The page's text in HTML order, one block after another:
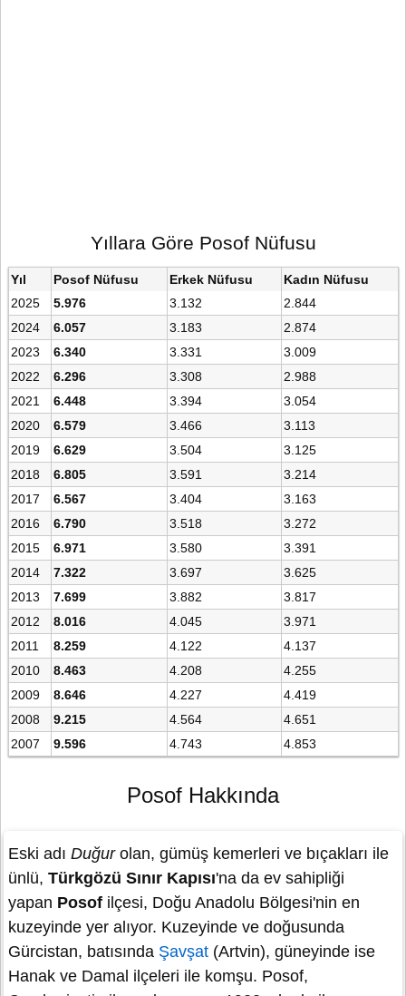
Yıllara Göre Posof Nüfusu
Yıl Posof Nüfusu Erkek Nüfusu
Kadın Nüfusu
2025
5.976 3.132
2.844
2024
6.057 3.183
2.874
2023
6.340 3.331
3.009
2022
6.296 3.308
2.988
2021
6.448 3.394
3.054
2020
6.579 3.466
3.113
2019
6.629 3.504
3.125
2018
6.805 3.591
3.214
2017
6.567 3.404
3.163
2016
6.790 3.518
3.272
2015
6.971 3.580
3.391
2014
7.322 3.697
3.625
2013
7.699 3.882
3.817
2012
8.016 4.045
3.971
2011
8.259 4.122
4.137
2010
8.463 4.208
4.255
2009
8.646 4.227
4.419
2008
9.215 4.564
4.651
2007
9.596 4.743 4.853
Posof Hakkında
Eski adı Duğurolan, gümüş kemerleri ve bıçakları ile
ünlü, Türkgözü Sınır Kapısı'na da ev sahipliği
yapan Posof ilçesi, Doğu Anadolu Bölgesi'nin en
kuzeyinde yer alıyor. Kuzeyinde ve doğusunda
Gürcistan, batısında Şavşat (Artvin), güneyinde ise
Hanak ve Damal ilçeleri ile komşu. Posof,